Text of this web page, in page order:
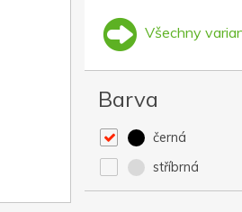
Všechny
Barva
černá
stříbrná